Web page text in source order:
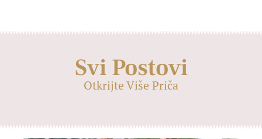
Svi Postovi
Otkrijte Više Priča